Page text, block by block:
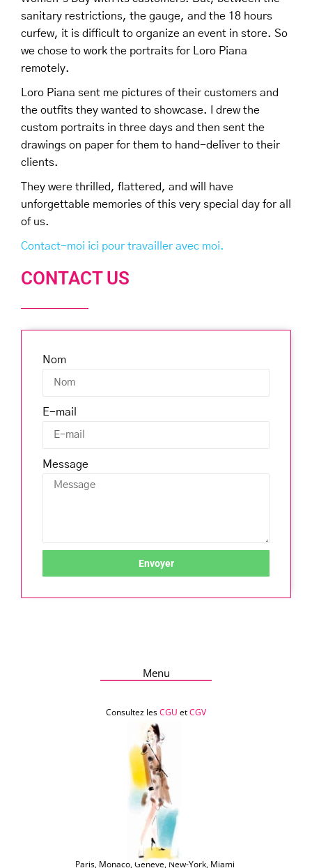
sanitary restrictions, the gauge, and the 18 hours
curfew, it is difficult to organize an event in store. So
we chose to work the portraits for Loro Piana
remotely.
Loro Piana sent me pictures of their customers and
the outfits they wanted to showcase. I drew the
custom portraits in three days and then sent the
drawings on paper for them to hand-deliver to their
clients.
They were thrilled, flattered, and will have
unforgettable memories of this very special day for all
of us.
Contact-moi ici pour travailler avec moi.
CONTACT US
Nom
E-mail
Message
Envoyer
Menu
Consultez lesCGU etCGV
Paris, Monaco, Genève, New-York, Miami